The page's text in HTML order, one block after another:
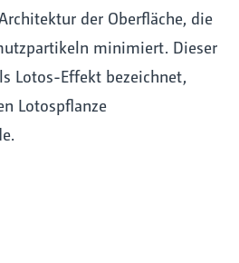
der Oberfläche, die
minimiert. Dieser
Lotos-Effekt bezeichnet,
Lotospflanze